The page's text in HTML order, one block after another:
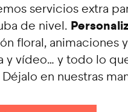
servicios extra
de nivel.
floral, animaciones
y vídeo… y todo lo
en nuestras